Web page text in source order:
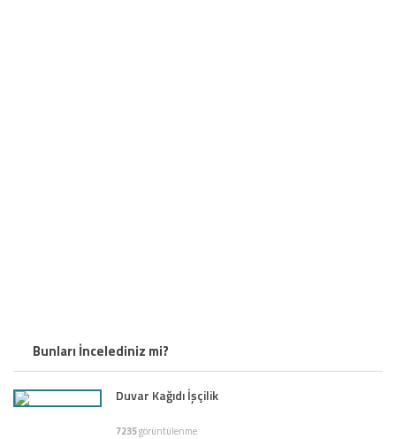
Bunları İncelediniz mi?
Duvar Kağıdı İşçilik
7235görüntülenme